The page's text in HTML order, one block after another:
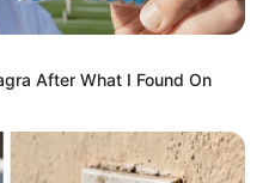
After What I Found On